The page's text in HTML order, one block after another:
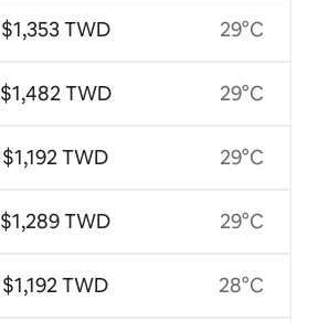
$1,353 TWD
$1,482 TWD
$1,192 TWD
$1,289 TWD
$1,192 TWD
29°C
29°C
29°C
29°C
28°C